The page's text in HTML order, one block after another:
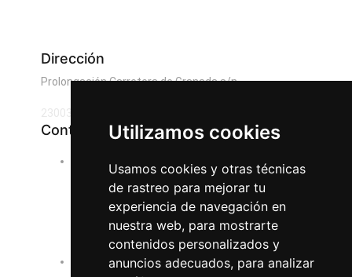
Utilizamos cookies
Usamos cookies y otras técnicas
de rastreo para mejorar tu
experiencia de navegación en
nuestra web, para mostrarte
contenidos personalizados y
anuncios adecuados, para analizar
Dirección
Prolongación Carretera de Granada s/n
Contactar
Teléfono
(+34) 953 086 980